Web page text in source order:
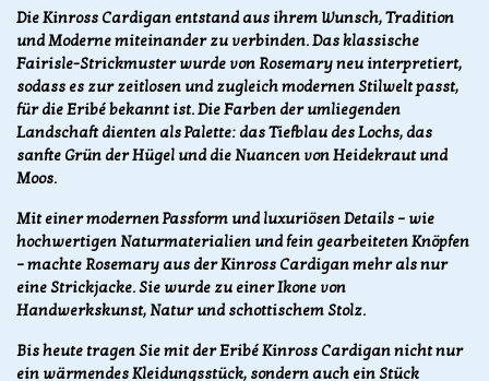
Die Kinross Cardigan entstand aus ihrem Wunsch, Tradition
und Moderne miteinander zu verbinden. Das klassische
Fairisle-Strickmuster wurde von Rosemary neu interpretiert,
sodass es zur zeitlosen und zugleich modernen Stilwelt passt,
für die Eribé bekannt ist. Die Farben der umliegenden
Landschaft dienten als Palette: das Tiefblau des Lochs, das
sanfte Grün der Hügel und die Nuancen von Heidekraut und
Moos.
Mit einer modernen Passform und luxuriösen Details – wie
hochwertigen Naturmaterialien und fein gearbeiteten Knöpfen
– machte Rosemary aus der Kinross Cardigan mehr als nur
eine Strickjacke. Sie wurde zu einer Ikone von
Handwerkskunst, Natur und schottischem Stolz.
Bis heute tragen Sie mit der Eribé Kinross Cardigan nicht nur
ein wärmendes Kleidungsstück, sondern auch ein Stück